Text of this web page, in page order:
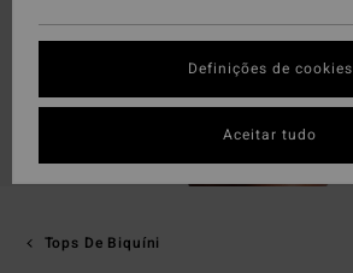
Tops De Biquíni
Definições de cookies
Aceitar tudo